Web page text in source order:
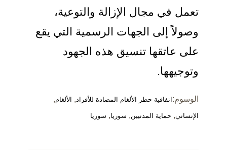
تعمل في مجال الإزالة والتوعية،
وصولاً إلى الجهات الرسمية التي يقع
على عاتقها تنسيق هذه الجهود
وتوجيهها.
الوسوم: اتفاقية حظر الألغام المضادة للأفراد, الألغام,
الإنساني, حماية المدنيين, سوريا, سوريا